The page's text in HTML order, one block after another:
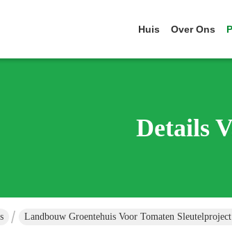
Huis Over Ons
Details
Landbouw Groentehuis Voor Tomaten